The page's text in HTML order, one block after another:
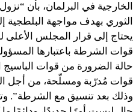
الخارجية في البرلمان، بأن
الثوري بهدف مواجهة البلطجية
يحتاج إلى قرار المجلس
قوات الشرطة باعتبارها
حالة الضرورة من قوات الباسيج
قوات مُدرّبة ومسلّحة، من أجل
وذلك بعد تنسيق مع الشرطة”.